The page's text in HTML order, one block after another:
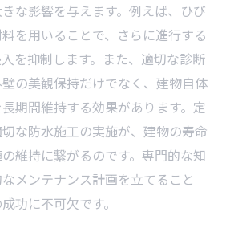
な影響を与えます。例えば、ひび
を用いることで、さらに進行する
を抑制します。また、適切な診断
の美観保持だけでなく、建物自体
期間維持する効果があります。定
な防水施工の実施が、建物の寿命
維持に繋がるのです。専門的な知
メンテナンス計画を立てること
功に不可欠です。